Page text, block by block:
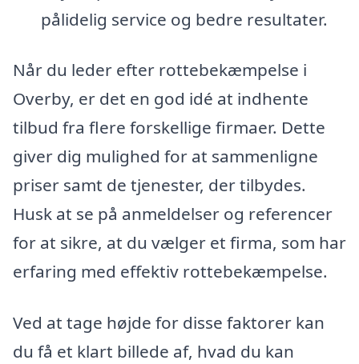
pålidelig service og bedre resultater.
Når du leder efter rottebekæmpelse i
Overby, er det en god idé at indhente
tilbud fra flere forskellige firmaer. Dette
giver dig mulighed for at sammenligne
priser samt de tjenester, der tilbydes.
Husk at se på anmeldelser og referencer
for at sikre, at du vælger et firma, som har
erfaring med effektiv rottebekæmpelse.
Ved at tage højde for disse faktorer kan
du få et klart billede af, hvad du kan